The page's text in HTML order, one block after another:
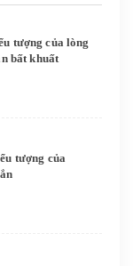
tượng của lòng
bất khuất
tượng của